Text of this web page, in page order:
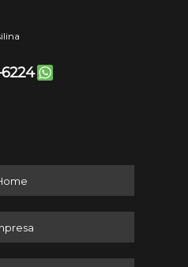
6224